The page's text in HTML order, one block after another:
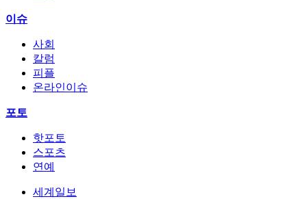
이슈
사회
칼럼
피플
온라인이슈
포토
핫포토
스포츠
연예
세계일보